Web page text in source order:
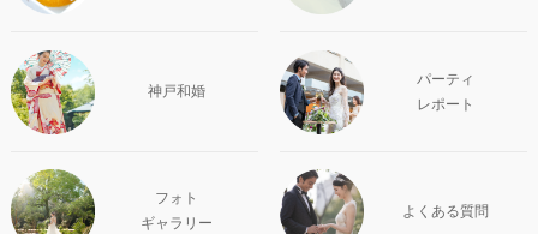
神戸和婚
パーティ
レポート
フォト
ギャラリー
よくある質問